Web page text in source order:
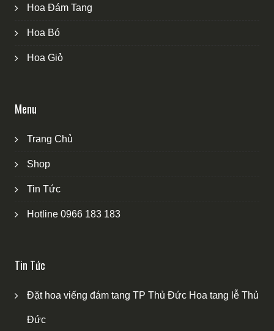
Hoa Đám Tang
Hoa Bó
Hoa Giỏ
Menu
Trang Chủ
Shop
Tin Tức
Hotline 0966 183 183
Tin Tức
Đặt hoa viếng đám tang TP Thủ Đức Hoa tang lễ Thủ
Đức